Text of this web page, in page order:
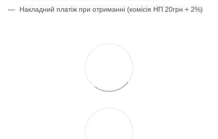
Накладний платіж при отриманні (комісія НП 20грн + 2%)